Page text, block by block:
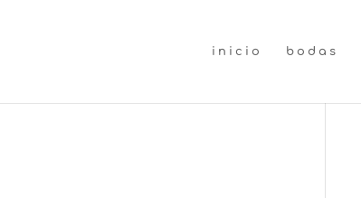
inicio bodas